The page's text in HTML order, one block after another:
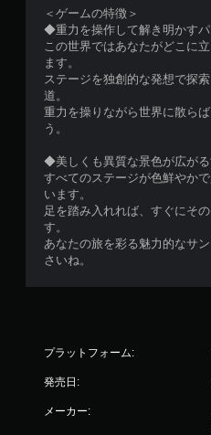
＜ゲームの特徴＞
◆重力を操作して解き明かす
この世界ではあなたがどこに
ます。
ステージを独創的な発想で探
道。
重力を操りながら世界に散ら
う。
◆美しくも異質な景色が広が
すべてのステージが色鮮やか
います。
足を踏み入れれば、すぐにそ
す。
あなたの旅を彩る魅力的なサ
さいね。
プラットフォーム:
発売日:
メーカー: